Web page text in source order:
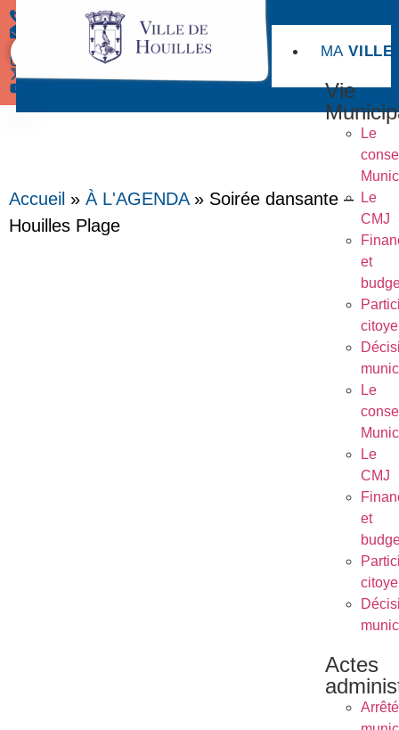
Démarches MAVILLE
Vie
Le
Le
CMJ
et
Le
Le
CMJ
et
Actes
Accueil » À L'AGENDA» Soirée dansante –
Houilles Plage